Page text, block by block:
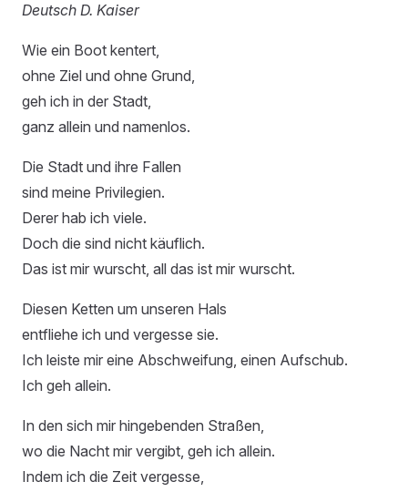
Deutsch D. Kaiser
Wie ein Boot kentert,
ohne Ziel und ohne Grund,
geh ich in der Stadt,
ganz allein und namenlos.
Die Stadt und ihre Fallen
sind meine Privilegien.
Derer hab ich viele.
Doch die sind nicht käuflich.
Das ist mir wurscht, all das ist mir wurscht.
Diesen Ketten um unseren Hals
entfliehe ich und vergesse sie.
Ich leiste mir eine Abschweifung, einen Aufschub.
Ich geh allein.
In den sich mir hingebenden Straßen,
wo die Nacht mir vergibt, geh ich allein.
Indem ich die Zeit vergesse,